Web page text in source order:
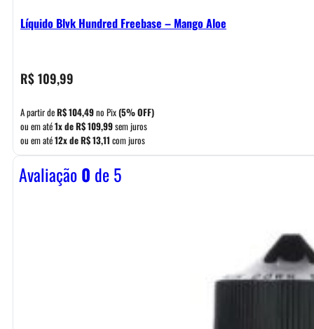
Líquido Blvk Hundred Freebase – Mango Aloe
R$109,99
A partir deR$104,49no Pix(5% OFF)
ou em até1x deR$109,99sem juros
ou em até12x deR$13,11 com juros
Avaliação0 de 5